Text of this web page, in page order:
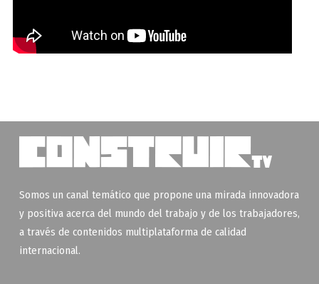
Somos un canal temático que propone una mirada innovadora
y positiva acerca del mundo del trabajo y de los trabajadores,
a través de contenidos multiplataforma de calidad
internacional.